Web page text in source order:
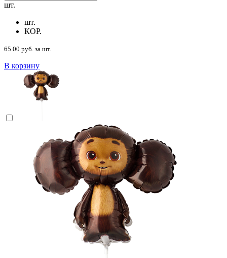
шт.
шт.
КОР.
65.00 руб. за шт.
В корзину